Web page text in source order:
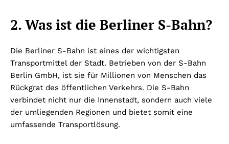
2. Was ist die Berliner S-Bahn?
Die Berliner S-Bahn ist eines der wichtigsten
Transportmittel der Stadt. Betrieben von der S-Bahn
Berlin GmbH, ist sie für Millionen von Menschen das
Rückgrat des öffentlichen Verkehrs. Die S-Bahn
verbindet nicht nur die Innenstadt, sondern auch viele
der umliegenden Regionen und bietet somit eine
umfassende Transportlösung.